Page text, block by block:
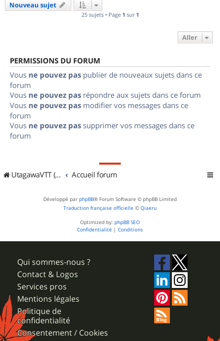
Nouveau sujet
25 sujets • Page 1 sur 1
Aller
PERMISSIONS DU FORUM
Vous ne pouvez pas publier de nouveaux sujets dans ce
forum
Vous ne pouvez pas répondre aux sujets dans ce forum
Vous ne pouvez pas modifier vos messages dans ce
forum
Vous ne pouvez pas supprimer vos messages dans ce
forum
UtagawaVTT (Randos VTT et VTTAE avec traces GPS) Accueil forum
Développé par phpBB® Forum Software © phpBB Limited
Traduction française officielle © Qiaeru
Optimized by: phpBB SEO
Confidentialité | Conditions
Qui sommes-nous ?
Contact & Logos
Services pros
Mentions légales
Politique de
confidentialité
Consentement / Cookies